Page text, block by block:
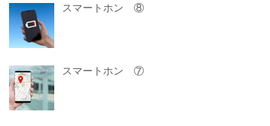
スマートホン ⑧
スマートホン ⑦